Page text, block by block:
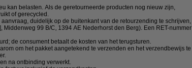
kan belasten. Als de geretourneerde producten nog nieuw zijn,
of gerecycled.
duidelijk op de buitenkant van de retourzending te schrijven,
], Middenweg 99 B/C, 1394 AE Nederhorst den Berg). Een RET-nummer
de consument betaalt de kosten van het terugsturen.
om het pakket aangetekend te verzenden en het verzendbewijs te
na ontbinding verwerkt.